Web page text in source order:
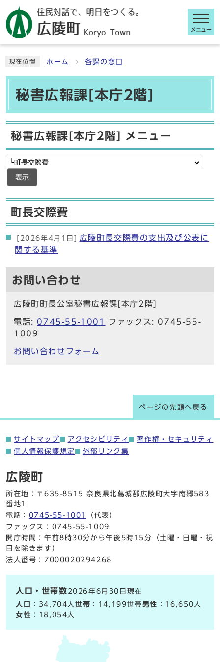
メニュー
現在位置 ホーム 各課の窓口
秘書広報課[本庁2階]
秘書広報課[本庁2階] メニュー
表示
町長交際費
[2026年4月1日]
広陵町長交際費の支出及び公表に
関する基準
お問い合わせ
広陵町町長公室秘書広報課[本庁2階]
電話: 0745-55-1001
ファックス: 0745-55-
1009
お問い合わせフォーム
ページの先頭へ戻る
サイトマップ アクセシビリティ
著作権・セキュリティ
個人情報保護規定
外部リンク集
広陵町
所在地：〒635-8515 奈良県北葛城郡広陵町大字南郷583
番地1
電話： 0745-55-1001
（代表）
ファックス：0745-55-1009
開庁時間：午前8時30分から午後5時15分（土曜・日曜・祝
日を除きます）
法人番号：7000020294268
人口・世帯数 2026年6月30日現在
人口
：34,704人世帯 ：14,199世帯男性 ：16,650人
女性 ：18,054人